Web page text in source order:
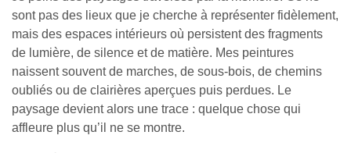
sont pas des lieux que je cherche à représenter fidèlement,
mais des espaces intérieurs où persistent des fragments
de lumière, de silence et de matière. Mes peintures
naissent souvent de marches, de sous-bois, de chemins
oubliés ou de clairières aperçues puis perdues. Le
paysage devient alors une trace : quelque chose qui
affleure plus qu’il ne se montre.